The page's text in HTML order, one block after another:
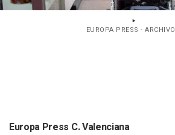
EUROPA PRESS - ARCHIVO
Europa Press C. Valenciana